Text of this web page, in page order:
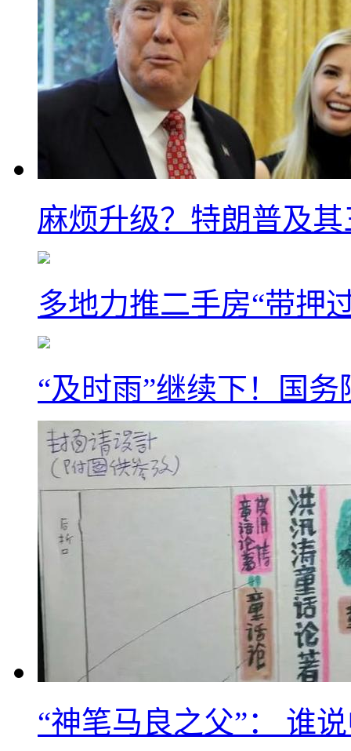
麻烦升级？特朗普及
多地力推二手房“带押
“及时雨”继续下！国
“神笔马良之父”： 谁